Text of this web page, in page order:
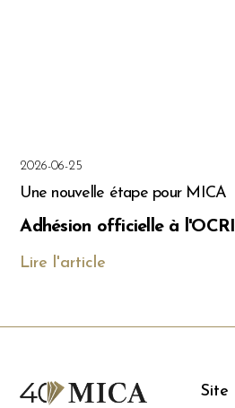
2026-06-25
Une nouvelle étape pour MICA
Adhésion officielle à l'OCRI
Lire l'article
Site